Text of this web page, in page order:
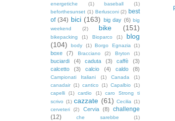
energetiche
(1) baseball
(1)
beforthesunset (1) Berlusconi (2) best
of (34) bici (163) big day (6) big
weekend
(2) bike (151)
bikepacking (1) Bioparco (1)
blog
(104)
body (1) Borgo Egnazia (1)
boxe (7) Bracciano (2) Bryton (1)
buciardi (4) caduta (3) caffè
(3)
calcetto
(3) calcio (4) caldo (8)
Campionati Italiani (1) Canada
(1)
canadair (1) cantico (1) Capalbio
(1)
capelli
(1) cardio (1)
caro Strong ti
scrivo (1) cazzate (61) Cecilia (1)
cerveteri
(2) Cervia (8)
challenge
(12)
che sarebbe (1)